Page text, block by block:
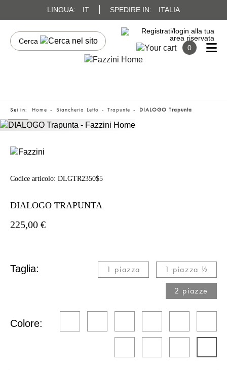
LINGUA: IT SPEDIRE IN: ITALIA
0
Sei in: Home Biancheria Letto Trapunte DIALOGO Trapunta
Codice articolo: DLGTR2350$5
DIALOGO TRAPUNTA
225,00 €
Taglia: 1 piazza​
1 piazza ½​
2 piazze​
Colore: